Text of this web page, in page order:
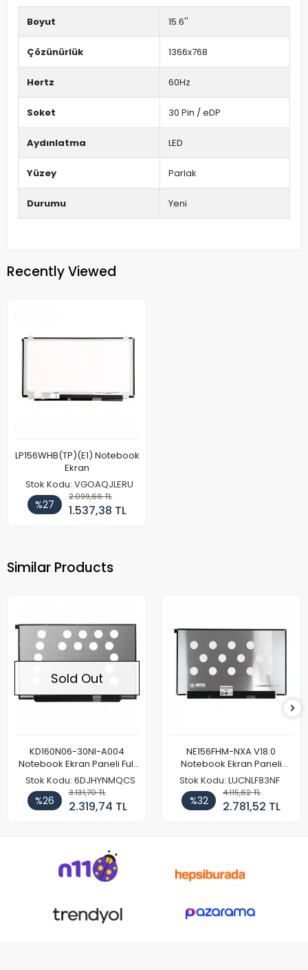
Boyut 15.6''
Çözünürlük 1366x768
Hertz 60Hz
Soket 30 Pin / eDP
Aydınlatma LED
Yüzey Parlak
Durumu Yeni
Recently Viewed
LP156WHB(TP)(E1) Notebook
Ekran
Stok Kodu: VGOAQJLERU
%27
2.099,66 TL
1.537,38 TL
Similar Products
Sold Out
KD160N06-30NI-A004
Notebook Ekran Paneli Full
HD
Stok Kodu: 6DJHYNMQCS
%26
3.131,70 TL
2.319,74 TL
NE156FHM-NXA V18.0
Notebook Ekran Paneli
144Hz
Stok Kodu: LUCNLF83NF
%32
4.115,62 TL
2.781,52 TL